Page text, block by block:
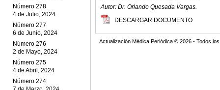
Número 278
4 de Julio, 2024
Número 277
6 de Junio, 2024
Número 276
2 de Mayo, 2024
Número 275
4 de Abril, 2024
Número 274
Autor: Dr. Orlando Quesada Vargas.
DESCARGAR DOCUMENTO
Actualización Médica Periódica © 2026 - Todos